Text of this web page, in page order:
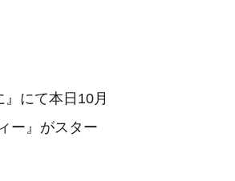
にて本日10月
ー』がスター